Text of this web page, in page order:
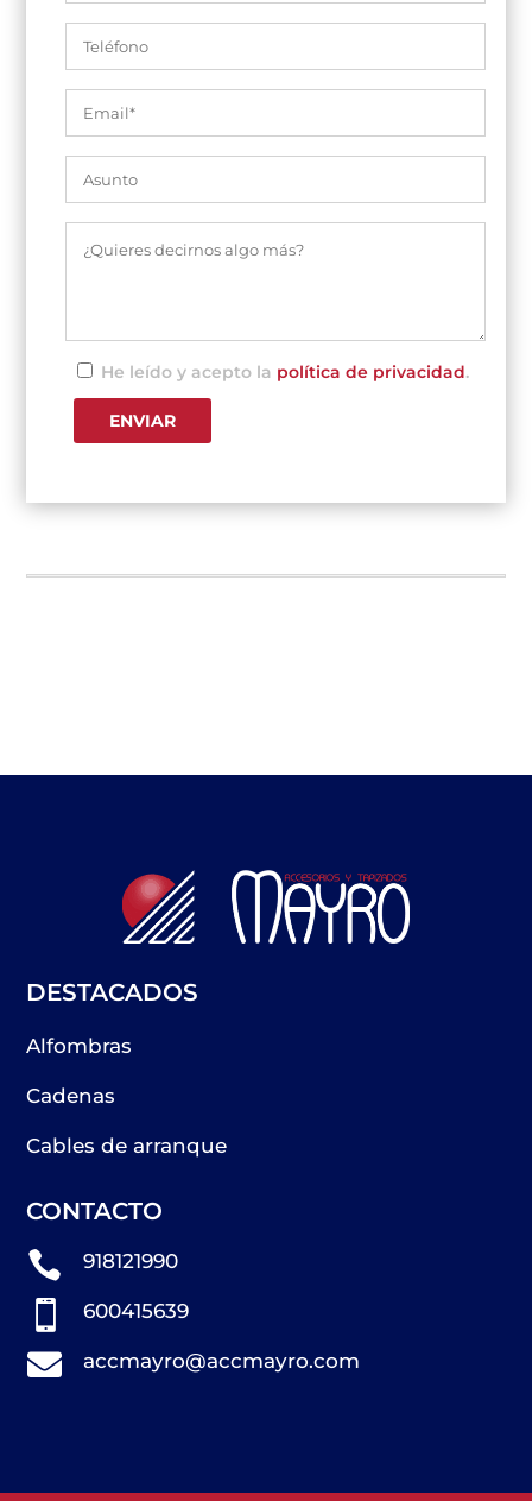
He leído y acepto la política de privacidad.
DESTACADOS
Alfombras
Cadenas
Cables de arranque
CONTACTO
 918121990
 600415639
 accmayro@accmayro.com